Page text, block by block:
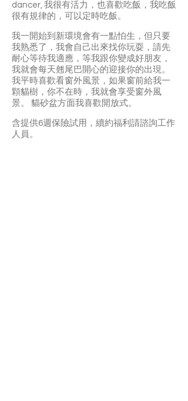
dancer, 我很有活力，也喜歡吃飯，我吃飯
很有規律的，可以定時吃飯。
我一開始到新環境會有一點怕生，但只要
我熟悉了，我會自己出來找你玩耍，請先
耐心等待我適應，等我跟你變成好朋友，
我就會每天翹尾巴開心的迎接你的出現。
我平時喜歡看窗外風景，如果窗前給我一
顆貓樹，你不在時，我就會享受窗外風
景。 貓砂盆方面我喜歡開放式。
含提供6週保險試用，續約福利請諮詢工作
人員。